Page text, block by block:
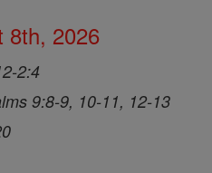
8th, 2026
2:4
9:8-9, 10-11, 12-13